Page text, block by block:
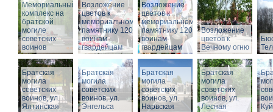
Мемориальный
комплекс на
братской
могиле
советских
воинов
Возложение
цветов к
мемориальному
памятнику 1200
воинам-
гвардейцам
Возложение
цветов к
мемориальному
памятнику 1200
воинам-
гвардейцам
Возложение
цветов к
Вечному огню
Братская
могила
советских
воинов, ул.
Ялтинская
Братская
могила
советских
воинов, ул.
Энгельса
Братская
могила
советских
воинов, ул.
Нарвская
Братская
могила
советских
воинов, ул.
Лесная